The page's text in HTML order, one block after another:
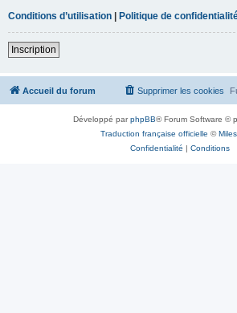
Conditions d’utilisation | Politique de
Inscription
Accueil du forum Supprimer les cookies
Développé parphpBB® Forum Software ©
Traduction française officielle ©
Confidentialité | Conditions